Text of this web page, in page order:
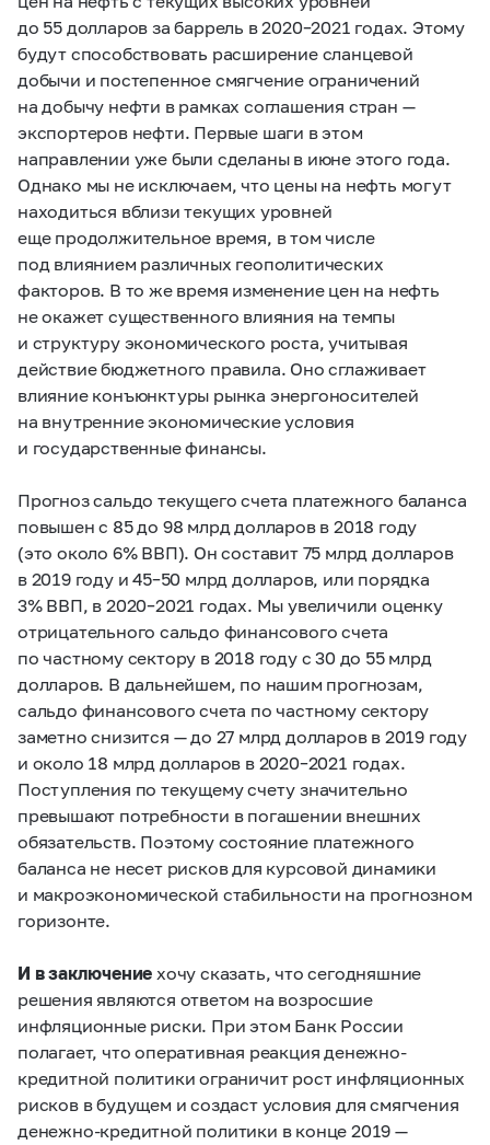
до 55 долларов за баррель в2020–2021 годах. Этому
будут способствовать расширение сланцевой
добычи и постепенное смягчение ограничений
на добычу нефти в рамках соглашения стран —
экспортеров нефти. Первые шаги в этом
направлении уже были сделаны в июне этого года.
Однако мы не исключаем, что цены на нефть могут
находиться вблизи текущих уровней
еще продолжительное время, в том числе
под влиянием различных геополитических
факторов. В то же время изменение цен на нефть
не окажет существенного влияния на темпы
и структуру экономического роста, учитывая
действие бюджетного правила. Оно сглаживает
влияние конъюнктуры рынка энергоносителей
на внутренние экономические условия
и государственные финансы.
Прогноз сальдо текущего счета платежного баланса
повышен с 85 до 98 млрд долларов в 2018 году
(это около 6% ВВП). Он составит 75 млрд долларов
в 2019 году и45–50 млрд долларов, или порядка
3% ВВП, в2020–2021 годах. Мы увеличили оценку
отрицательного сальдо финансового счета
по частному сектору в 2018 году с 30 до 55 млрд
долларов. В дальнейшем, по нашим прогнозам,
сальдо финансового счета по частному сектору
заметно снизится — до 27 млрд долларов в 2019 году
и около 18 млрд долларов в 2020–2021 годах.
Поступления по текущему счету значительно
превышают потребности в погашении внешних
обязательств. Поэтому состояние платежного
баланса не несет рисков для курсовой динамики
и макроэкономической стабильности на прогнозном
горизонте.
И в заключение хочу сказать, что сегодняшние
решения являются ответом на возросшие
инфляционные риски. При этом Банк России
полагает, что оперативная реакция денежно-
кредитной политики ограничит рост инфляционных
рисков в будущем и создаст условия для смягчения
денежно-кредитной политики в конце 2019 —